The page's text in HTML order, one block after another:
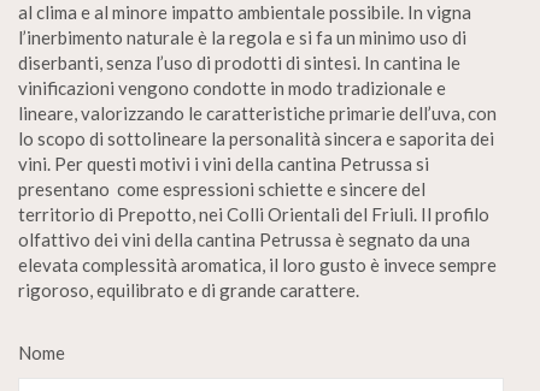
al clima e al minore impatto ambientale possibile. In vigna
l’inerbimento naturale è la regola e si fa un minimo uso di
diserbanti, senza l’uso di prodotti di sintesi. In cantina le
vinificazioni vengono condotte in modo tradizionale e
lineare, valorizzando le caratteristiche primarie dell’uva, con
lo scopo di sottolineare la personalità sincera e saporita dei
vini. Per questi motivi i vini della cantina Petrussa si
presentano come espressioni schiette e sincere del
territorio di Prepotto, nei Colli Orientali del Friuli. Il profilo
olfattivo dei vini della cantina Petrussa è segnato da una
elevata complessità aromatica, il loro gusto è invece sempre
rigoroso, equilibrato e di grande carattere.
Nome